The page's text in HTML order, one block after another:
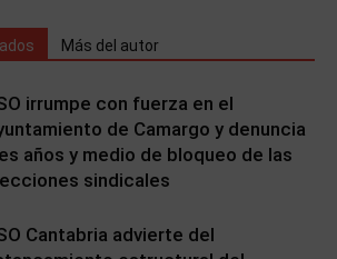
Más del autor
irrumpe con fuerza en el
de Camargo y denuncia
años y medio de bloqueo de las
sindicales
Cantabria advierte del